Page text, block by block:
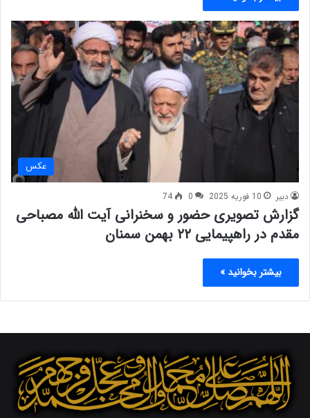
عکس
دبیر 10 فوریه 2025 0
74
گزارش تصویری حضور و سخنرانی آیت الله مصباحی
مقدم در راهپیمایی ۲۲ بهمن سمنان
بیشتر بخوانید »